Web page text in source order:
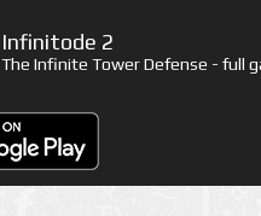
Infinitode 2
The Infinite Tower Defense - full